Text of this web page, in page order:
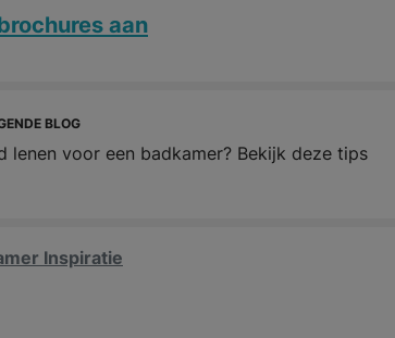
aan
BLOG
lenen voor een badkamer? Bekijk deze tips
Inspiratie